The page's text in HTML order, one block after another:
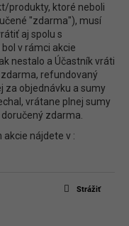
produkty, ktoré neboli
"zdarma"), musí
aj spolu s
v rámci akcie
nestalo a Účastník vráti
refundovaný
za objednávku a sumy
vrátane plnej sumy
zdarma.
nájdete v :
Strážiť